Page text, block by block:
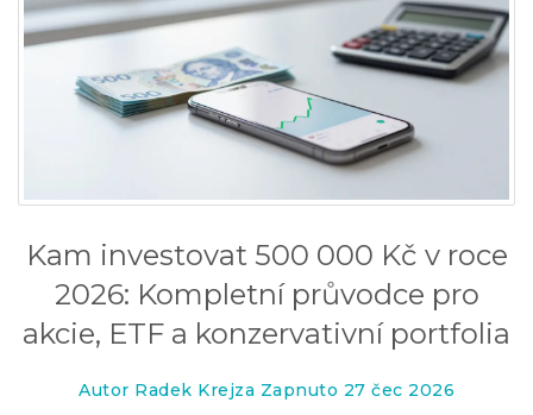
Kam investovat 500 000 Kč v roce
2026: Kompletní průvodce pro
akcie, ETF a konzervativní portfolia
Autor Radek Krejza Zapnuto 27 čec 2026